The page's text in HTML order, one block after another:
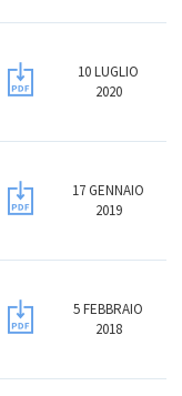
10 LUGLIO
2020
17 GENNAIO
2019
5 FEBBRAIO
2018